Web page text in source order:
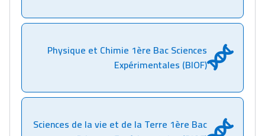
Physique et Chimie 1ère Bac Sciences
Expérimentales (BIOF)
Sciences de la vie et de la Terre 1ère Bac